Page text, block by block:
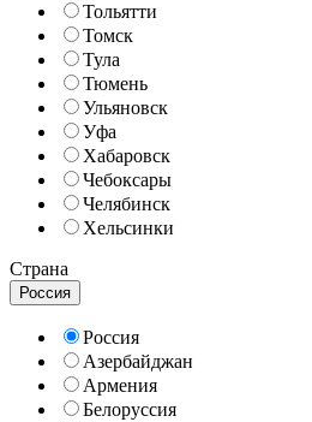
Тольятти
Томск
Тула
Тюмень
Ульяновск
Уфа
Хабаровск
Чебоксары
Челябинск
Хельсинки
Страна
Россия
Россия
Азербайджан
Армения
Белоруссия